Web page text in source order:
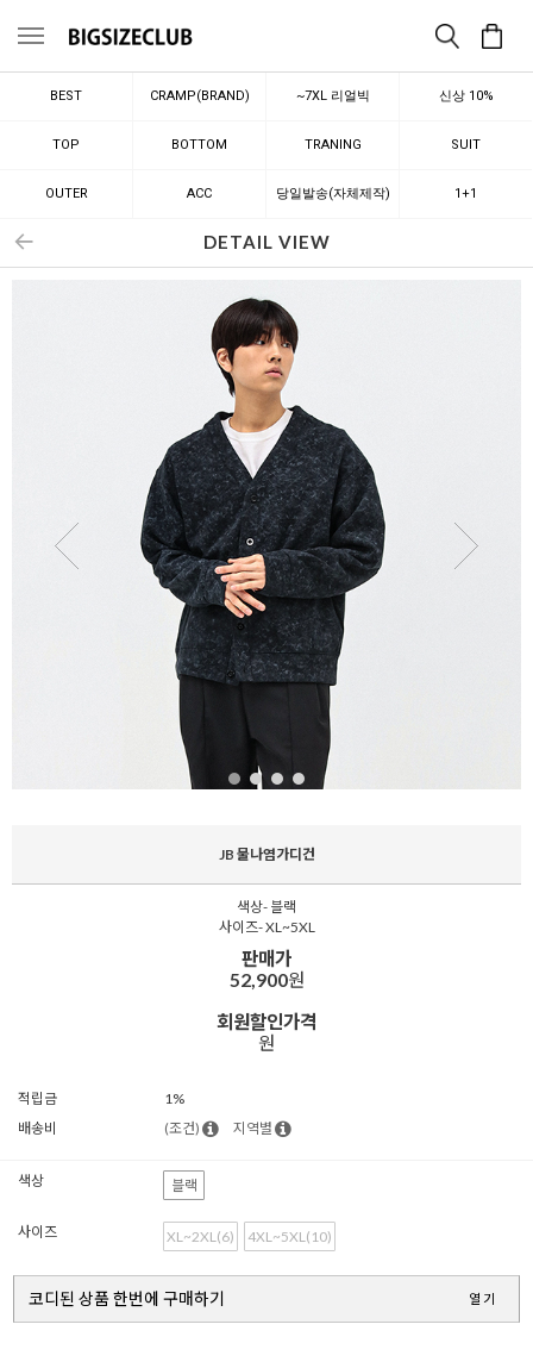
메뉴
BEST CRAMP(BRAND) ~7XL 리얼빅 신상 10%
TOP BOTTOM TRANING SUIT
OUTER ACC 당일발송(자체제작) 1+1
DETAIL VIEW
JB 물나염가디건
색상- 블랙
사이즈- XL~5XL
판매가
52,900원
회원할인가격
원
적립금
1%
배송비
(조건) 지역별
색상 블랙
사이즈 XL~2XL(6) 4XL~5XL(10)
코디된 상품 한번에 구매하기 열기